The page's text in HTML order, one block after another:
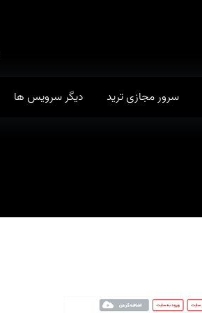
سرور مجازی ترید دیگر سرویس ها